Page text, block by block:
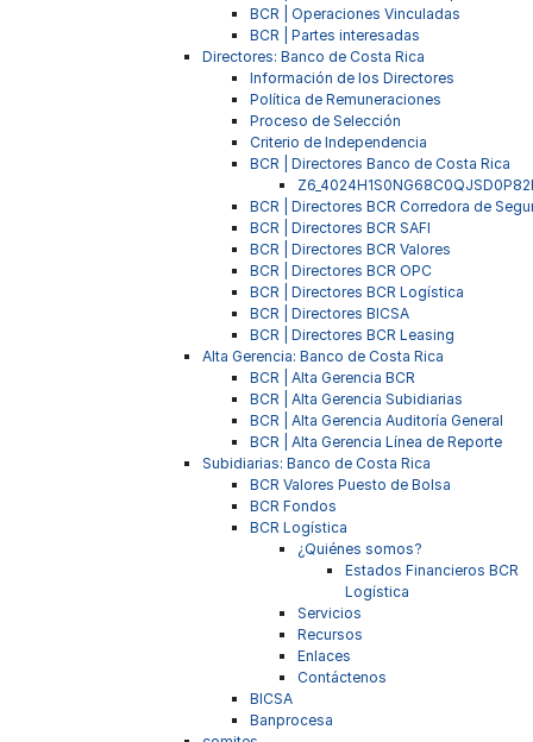
BCR | Operaciones Vinculadas
BCR | Partes interesadas
Directores: Banco de Costa Rica
Información de los Directores
Política de Remuneraciones
Proceso de Selección
Criterio de Independencia
BCR | Directores Banco de Costa Rica
BCR | Directores BCR Corredora de
BCR | Directores BCR SAFI
BCR | Directores BCR Valores
BCR | Directores BCR OPC
BCR | Directores BCR Logística
BCR | Directores BICSA
BCR | Directores BCR Leasing
Alta Gerencia: Banco de Costa Rica
BCR | Alta Gerencia BCR
BCR | Alta Gerencia Subidiarias
BCR | Alta Gerencia Auditoría General
BCR | Alta Gerencia Línea de Reporte
Subidiarias: Banco de Costa Rica
BCR Valores Puesto de Bolsa
BCR Fondos
BCR Logística
¿Quiénes somos?
Estados Financieros BCR
Logística
Servicios
Recursos
Enlaces
Contáctenos
BICSA
Banprocesa